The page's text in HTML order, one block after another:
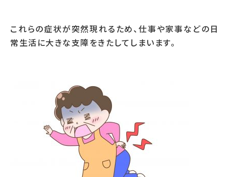
これらの症状が突然現れるため、仕事や家事などの日
常生活に大きな支障をきたしてしまいます。